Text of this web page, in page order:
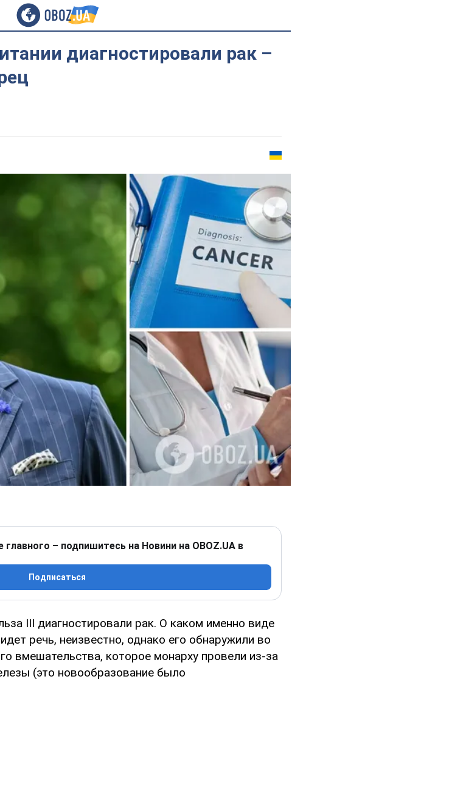
диагностировали рак –
главного – подпишитесь на Новини на OBOZ.UA в
Подписаться
ІІІ диагностировали рак. О каком именно виде
речь, неизвестно, однако его обнаружили во
вмешательства, которое монарху провели из-за
(это новообразование было